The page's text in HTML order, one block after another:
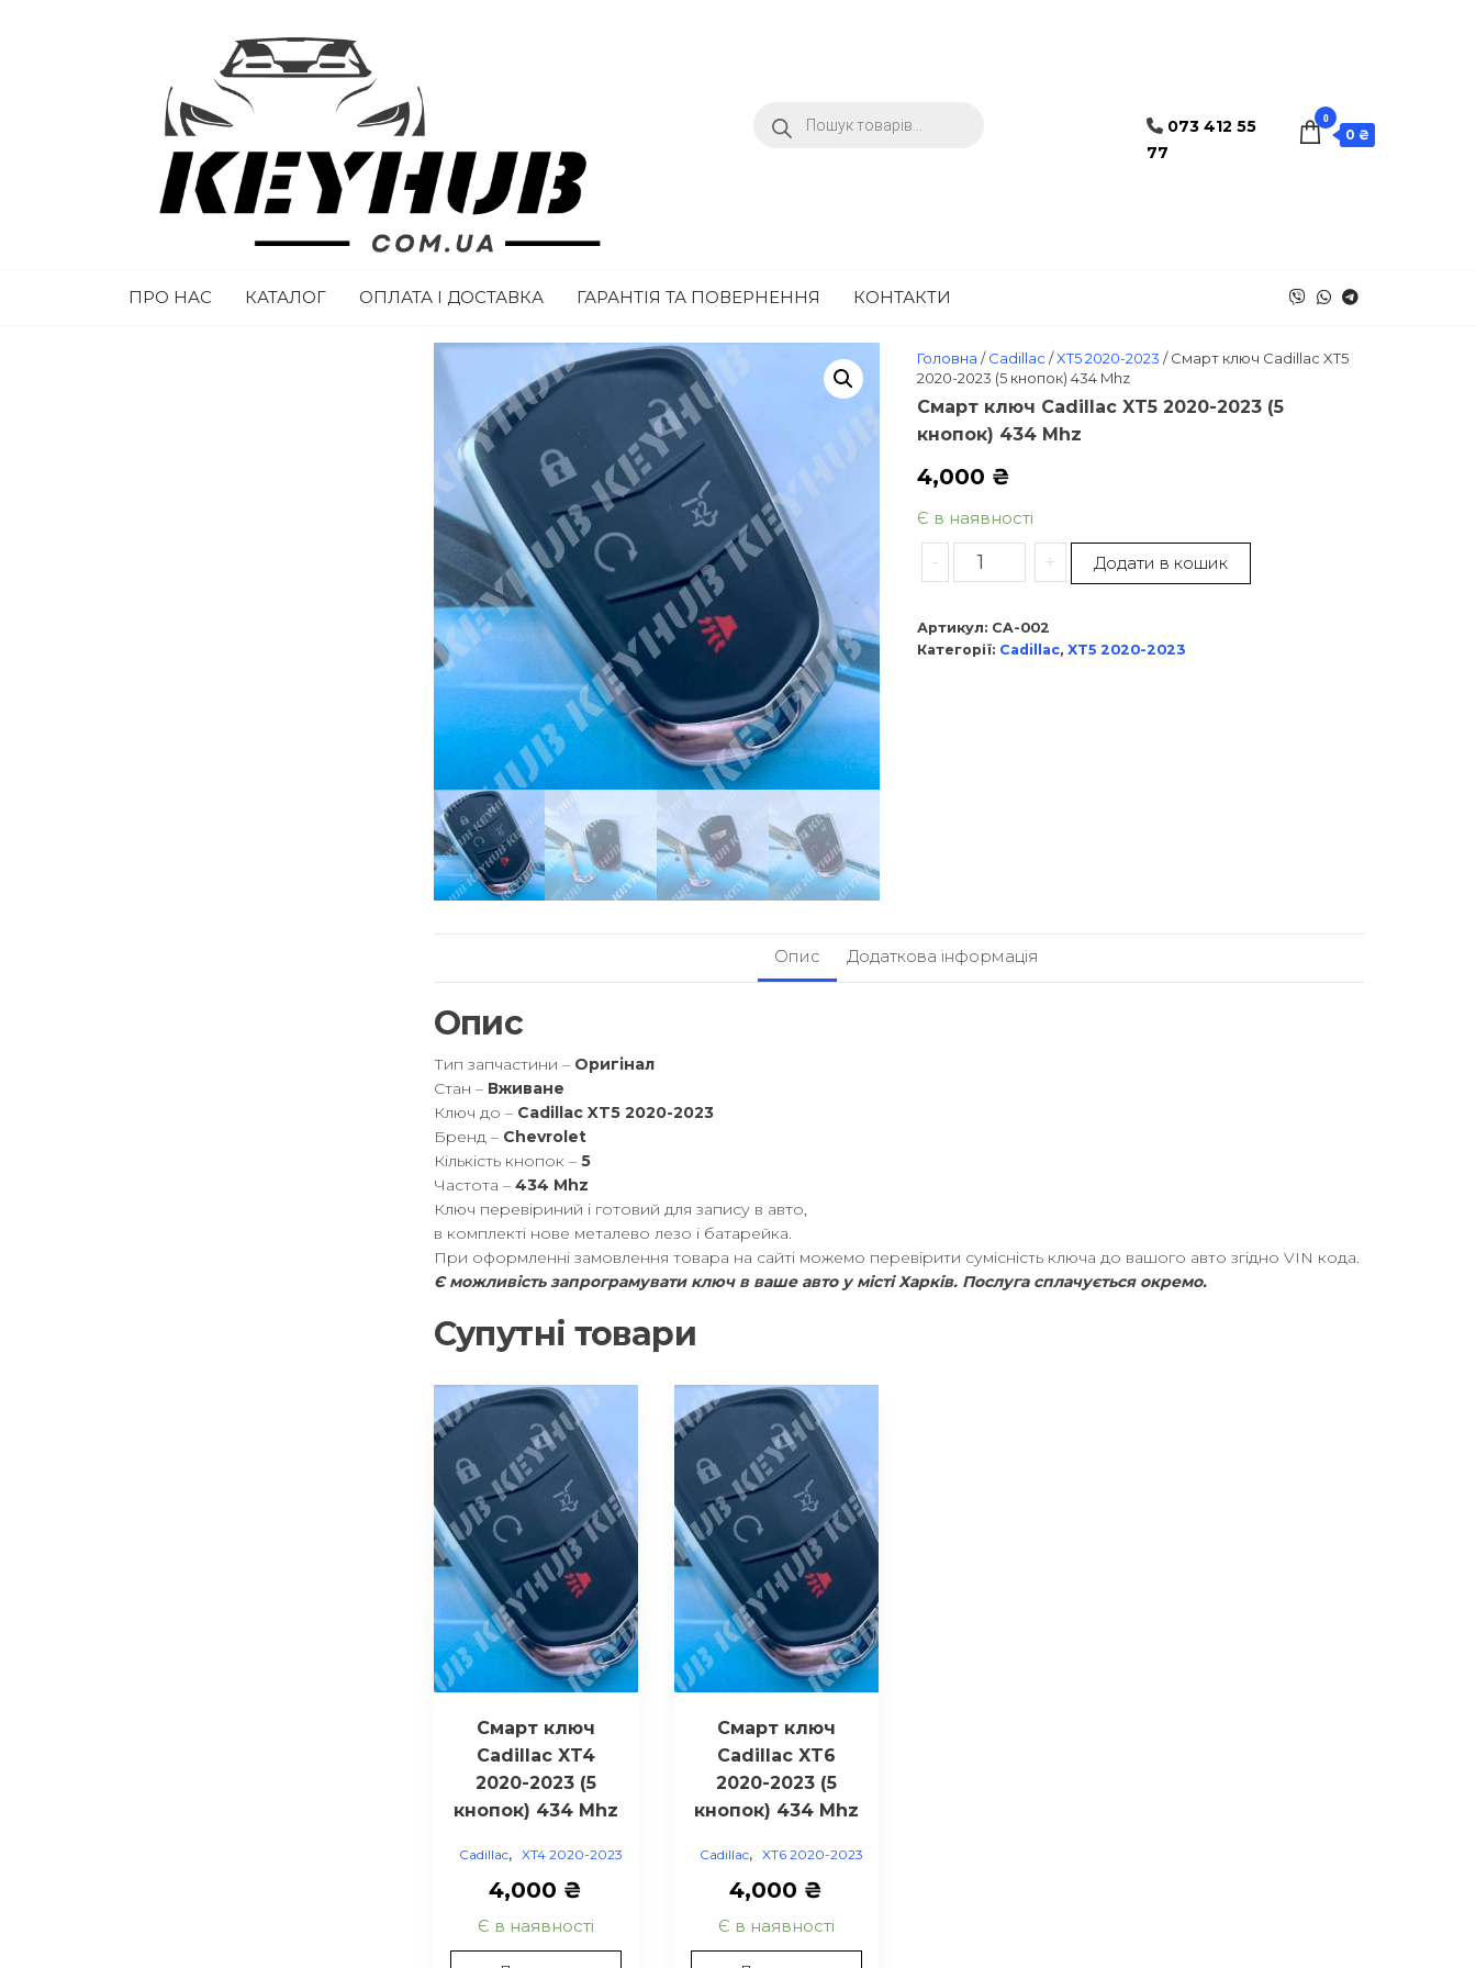
073 412 55
77
0
0 ₴
ПРО НАС КАТАЛОГ ОПЛАТА І ДОСТАВКА ГАРАНТІЯ ТА ПОВЕРНЕННЯ КОНТАКТИ
Головна /Cadillac /XT5 2020-2023 / Смарт ключ Cadillac XT5
2020-2023 (5 кнопок) 434 Mhz
Смарт ключ Cadillac XT5 2020-2023 (5
кнопок) 434 Mhz
4,000 ₴
Є в наявності
- + Додати в кошик
Артикул: CA-002
Категорії: Cadillac,XT5 2020-2023
Опис Додаткова інформація
Опис
Тип запчастини – Оригінал
Стан – Вживане
Ключ до – Cadillac XT5 2020-2023
Бренд – Chevrolet
Кількість кнопок – 5
Частота – 434 Mhz
Ключ перевіриний і готовий для запису в авто,
в комплекті нове металево лезо і батарейка.
При оформленні замовлення товара на сайті можемо перевірити сумісність ключа до вашого авто згідно VIN кода.
Є можливість запрограмувати ключ в ваше авто у місті Харків. Послуга cплачується окремо.
Супутні товари
Смарт ключ
Cadillac XT4
2020-2023 (5
кнопок) 434 Mhz
Cadillac, XT4 2020-2023
4,000 ₴
Є в наявності
Смарт ключ
Cadillac XT6
2020-2023 (5
кнопок) 434 Mhz
Cadillac, XT6 2020-2023
4,000 ₴
Є в наявності